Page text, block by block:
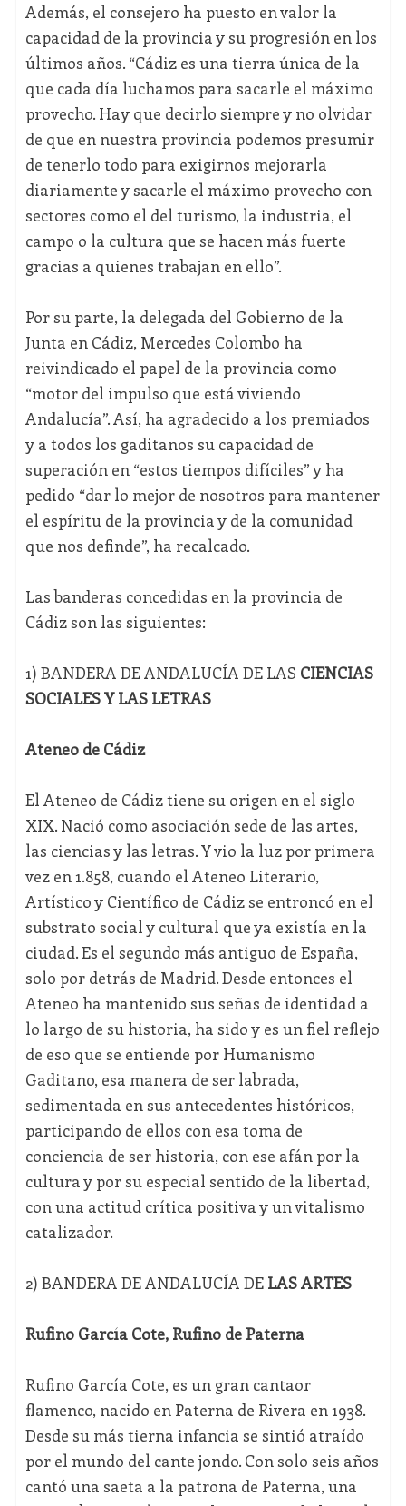
Además, el consejero ha puesto en valor la
capacidad de la provincia y su progresión en los
últimos años. “Cádiz es una tierra única de la
que cada día luchamos para sacarle el máximo
provecho. Hay que decirlo siempre y no olvidar
de que en nuestra provincia podemos presumir
de tenerlo todo para exigirnos mejorarla
diariamente y sacarle el máximo provecho con
sectores como el del turismo, la industria, el
campo o la cultura que se hacen más fuerte
gracias a quienes trabajan en ello”.
Por su parte, la delegada del Gobierno de la
Junta en Cádiz, Mercedes Colombo ha
reivindicado el papel de la provincia como
“motor del impulso que está viviendo
Andalucía”. Así, ha agradecido a los premiados
y a todos los gaditanos su capacidad de
superación en “estos tiempos difíciles” y ha
pedido “dar lo mejor de nosotros para mantener
el espíritu de la provincia y de la comunidad
que nos definde”, ha recalcado.
Las banderas concedidas en la provincia de
Cádiz son las siguientes:
1) BANDERA DE ANDALUCÍA DE LAS CIENCIAS
SOCIALES Y LAS LETRAS
Ateneo de Cádiz
El Ateneo de Cádiz tiene su origen en el siglo
XIX. Nació como asociación sede de las artes,
las ciencias y las letras. Y vio la luz por primera
vez en 1.858, cuando el Ateneo Literario,
Artístico y Científico de Cádiz se entroncó en el
substrato social y cultural que ya existía en la
ciudad. Es el segundo más antiguo de España,
solo por detrás de Madrid. Desde entonces el
Ateneo ha mantenido sus señas de identidad a
lo largo de su historia, ha sido y es un fiel reflejo
de eso que se entiende por Humanismo
Gaditano, esa manera de ser labrada,
sedimentada en sus antecedentes históricos,
participando de ellos con esa toma de
conciencia de ser historia, con ese afán por la
cultura y por su especial sentido de la libertad,
con una actitud crítica positiva y un vitalismo
catalizador.
2) BANDERA DE ANDALUCÍA DE LAS ARTES
Rufino García Cote, Rufino de Paterna
Rufino García Cote, es un gran cantaor
flamenco, nacido en Paterna de Rivera en 1938.
Desde su más tierna infancia se sintió atraído
por el mundo del cante jondo. Con solo seis años
cantó una saeta a la patrona de Paterna, una